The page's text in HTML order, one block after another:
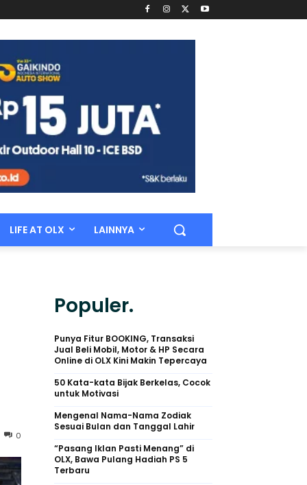
LIFE AT OLX LAINNYA
0
Populer.
Punya Fitur BOOKING, Transaksi
Jual Beli Mobil, Motor & HP Secara
Online di OLX Kini Makin Tepercaya
50 Kata-kata Bijak Berkelas, Cocok
untuk Motivasi
Mengenal Nama-Nama Zodiak
Sesuai Bulan dan Tanggal Lahir
“Pasang Iklan Pasti Menang” di
OLX, Bawa Pulang Hadiah PS 5
Terbaru